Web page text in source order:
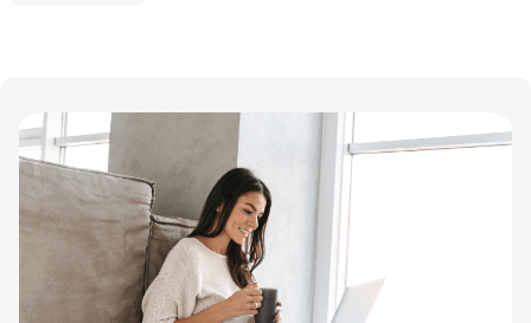
Doświadczenie, na którym możesz polegać
Zrealizowaliśmy
zamówień
dla firm różnej
wielkości — od lokalnych biur po duże korporacje.
Szybka realizacja
Standardowy czas realizacji to zazwyczaj 2 dni robocze —
dzięki zoptymalizowanym procesom i zapasom
magazynowym szybko przygotujemy zamówienie. Dla